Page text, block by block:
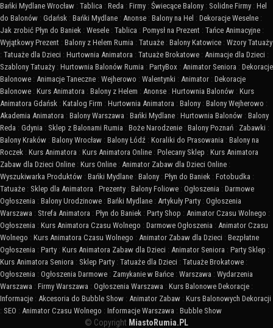
Bańki Mydlane Wrocław : Tablica : Reda : Firmy : Świecące Balony : Solidne Firmy : Hel
do Balonów : Gdańsk : Bańki Mydlane : Anonse : Balony na Hel : Dekoracje Weselne :
Jak zrobić Płyn do Baniek : Wesele : Tablica : Pomysł na Prezent : Tańce Animacyjne :
Wyjątkowy Prezent : Balony z Helem Rumia : Tatuaże : Balony Katowice : Wzory Tatuaży
: Tatuaże dla Dzieci : Hurtownia Animatora : Tatuaże Brokatowe : Animacje dla Dzieci :
Szablony Tatuaży : Hurtownia Balonów Rumia : PartyBox : Animator Seniora : Dekoracje
Balonowe : Animacje Taneczne : Wejherowo : Walentynki : Animator : Dekoracje
Balonowe : Kurs Animatora : Balony z Helem : Anonse : Hurtownia Balonów : Kurs
Animatora Gdańsk : Katalog Firm : Hurtownia Animatora : Balony : Balony Wejherowo :
Akademia Animatora : Balony Warszawa : Bańki Mydlane : Hurtownia Balonów : Balony
Reda : Gdynia : Sklep z Balonami Rumia : Boże Narodzenie : Balony Poznań : Zabawki :
Balony Kraków : Balony Wrocław : Balony Łódź : Koraliki do Prasowania : Balony na
Roczek : Kurs Animatora : Kurs Animatora Online : Polecany Sklep : Kurs Animatora
Zabaw dla Dzieci Online : Kurs Online : Animator Zabaw dla Dzieci Online :
Wyszukiwarka Produktów : Bańki Mydlane : Balony : Płyn do Baniek : Fotobudka :
Tatuaże : Sklep dla Animatora : Prezenty : Balony Foliowe : Ogłoszenia : Darmowe
Ogłoszenia : Balony Urodzinowe : Bańki Mydlane : Artykuły Party : Ogłoszenia
Warszawa : Strefa Animatora : Płyn do Baniek : Party Shop : Animator Czasu Wolnego :
Ogłoszenia : Kurs Animatora Czasu Wolnego : Darmowe Ogłoszenia : Animator Czasu
Wolnego : Kurs Animatora Czasu Wolnego : Animator Zabaw dla Dzieci : Bezpłatne
Ogłoszenia : Party : Kurs Animatora Zabaw dla Dzieci : Animator Seniora : Party Sklep :
Kurs Animatora Seniora : Sklep Party : Tatuaże dla Dzieci : Tatuaże Brokatowe :
Ogłoszenia : Ogłoszenia Darmowe : Zamykanie w Bańce : Warszawa : Wydarzenia
Warszawa : Firmy Warszawa : Ogłoszenia Warszawa : Kurs Balonowe Dekoracje :
Informacje : Akcesoria do Bubble Show : Animator Zabaw : Kurs Balonowych Dekoracji
: SEO : Animator Czasu Wolnego : Informacje Warszawa : Bubble Show
© Copyright MiastoRumia.PL